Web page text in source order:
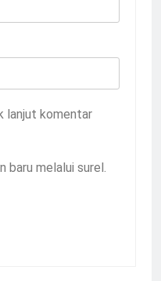
lanjut komentar
baru melalui surel.